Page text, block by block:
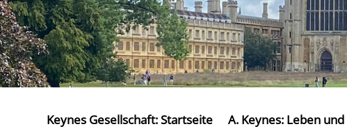
Keynes Gesellschaft: Startseite A. Keynes: Leben